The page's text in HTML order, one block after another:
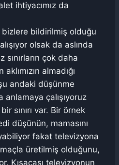
ihtiyacımız da
bildirilmiş olduğu
olsak da aslında
sınırların çok daha
almadığı
andaki düşünme
anlamaya çalışıyoruz
sınırı var. Bir örnek
düşünün, mamasını
fakat televizyona
üretilmiş olduğunu,
Kısacası televizyonun